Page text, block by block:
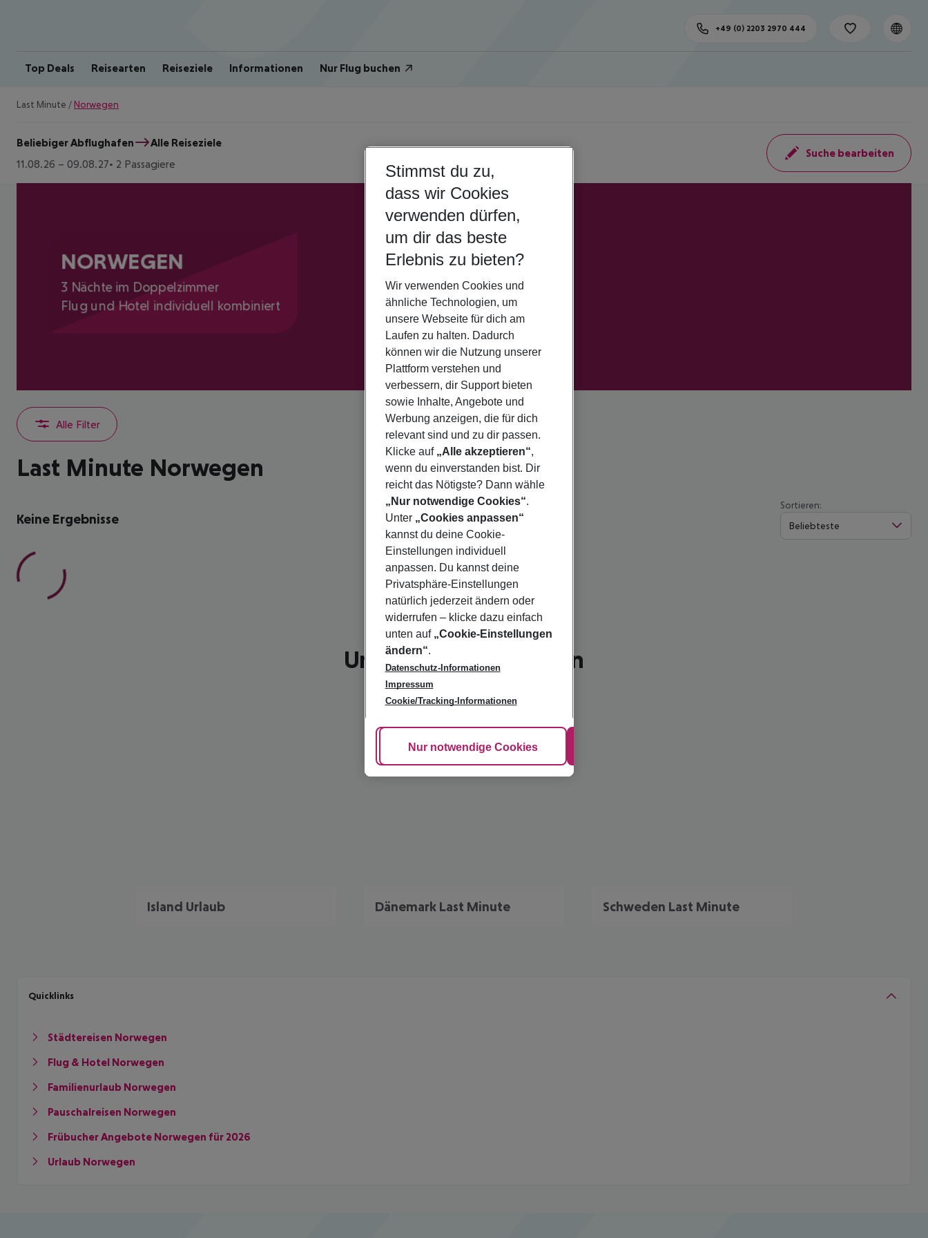
Top Deals Reisearten Reiseziele Informationen Nur Flug buchen
+49 (0) 2203 2970 444
Last Minute / Norwegen
Beliebiger Abflughafen
Alle Reiseziele
11.08.26 – 09.08.27 2 Passagiere
Suche bearbeiten
NORWEGEN
3 Nächte im Doppelzimmer
Flug und Hotel individuell kombiniert
Alle Filter
Last Minute Norwegen
Keine Ergebnisse
Sortieren:
Beliebteste
Unsere Empfehlungen
Island Urlaub Dänemark Last Minute Schweden Last Minute
Quicklinks
Städtereisen Norwegen
Flug & Hotel Norwegen
Familienurlaub Norwegen
Pauschalreisen Norwegen
Frübucher Angebote Norwegen für 2026
Urlaub Norwegen
Stimmst du zu,
dass wir Cookies
verwenden dürfen,
um dir das beste
Erlebnis zu bieten?
Wir verwenden Cookies und
ähnliche Technologien, um
unsere Webseite für dich am
Laufen zu halten. Dadurch
können wir die Nutzung unserer
Plattform verstehen und
verbessern, dir Support bieten
sowie Inhalte, Angebote und
Werbung anzeigen, die für dich
relevant sind und zu dir passen.
Klicke auf „Alle akzeptieren“,
wenn du einverstanden bist. Dir
reicht das Nötigste? Dann wähle
„Nur notwendige Cookies“.
Unter „Cookies anpassen“
kannst du deine Cookie-
Einstellungen individuell
anpassen. Du kannst deine
Privatsphäre-Einstellungen
natürlich jederzeit ändern oder
widerrufen – klicke dazu einfach
unten auf „Cookie-Einstellungen
ändern“.
Datenschutz-Informationen
Impressum
Cookie/Tracking-Informationen
Cookie anpassen
Nur notwendige Cookies